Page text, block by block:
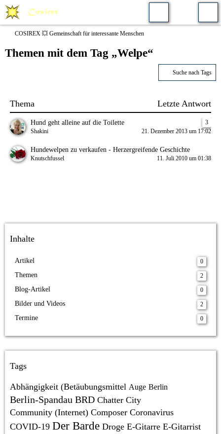
COSIREX 💥 Gemeinschaft für interessante Menschen
Themen mit dem Tag „Welpe“
Suche nach Tags
Thema Letzte Antwort
Hund geht alleine auf die Toilette
3
Shakini
21. Dezember 2013 um 17:02
Hundewelpen zu verkaufen - Herzergreifende Geschichte
Knutschfussel 11. Juli 2010 um 01:38
Inhalte
Artikel 0
Themen 2
Blog-Artikel 0
Bilder und Videos 2
Termine 0
Tags
Abhängigkeit (Betäubungsmittel Auge Berlin
Berlin-Spandau BRD Chatter City
Community (Internet) Composer Coronavirus
COVID-19 Der Barde Droge E-Gitarre E-Gitarrist